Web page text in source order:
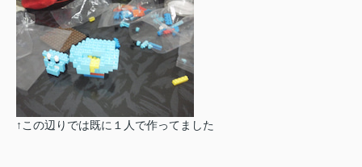
↑この辺りでは既に１人で作ってました